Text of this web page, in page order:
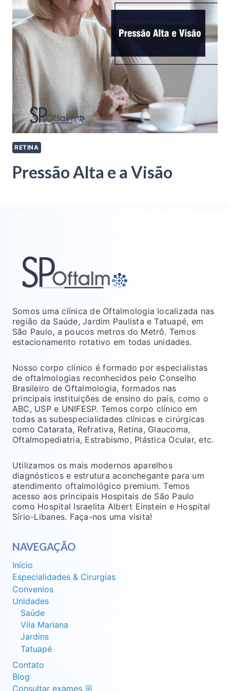
RETINA
Pressão Alta e a Visão
Somos uma clínica de Oftalmologia localizada nas
região da Saúde, Jardim Paulista e Tatuapé, em
São Paulo, a poucos metros do Metrô. Temos
estacionamento rotativo em todas unidades.
Nosso corpo clínico é formado por especialistas
de oftalmologias reconhecidos pelo Conselho
Brasileiro de Oftalmologia, formados nas
principais instituições de ensino do país, como o
ABC, USP e UNIFESP. Temos corpo clínico em
todas as subespecialidades clínicas e cirúrgicas
como Catarata, Refrativa, Retina, Glaucoma,
Oftalmopediatria, Estrabismo, Plástica Ocular, etc.
Utilizamos os mais modernos aparelhos
diagnósticos e estrutura aconchegante para um
atendimento oftalmológico premium. Temos
acesso aos principais Hospitais de São Paulo
como Hospital Israelita Albert Einstein e Hospital
Sírio-Libanes. Faça-nos uma visita!
NAVEGAÇÃO
Início
Especialidades & Cirurgias
Convenios
Unidades
Saúde
Vila Mariana
Jardins
Tatuapé
Contato
Blog
Consultar exames